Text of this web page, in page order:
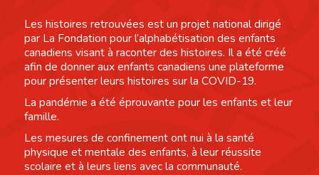
Les histoires retrouvées est un projet national dirigé
par La Fondation pour l’alphabétisation des enfants
canadiens visant à raconter des histoires. Il a été créé
afin de donner aux enfants canadiens une plateforme
pour présenter leurs histoires sur la COVID-19.
La pandémie a été éprouvante pour les enfants et leur
famille.
Les mesures de confinement ont nui à la santé
physique et mentale des enfants, à leur réussite
scolaire et à leurs liens avec la communauté.